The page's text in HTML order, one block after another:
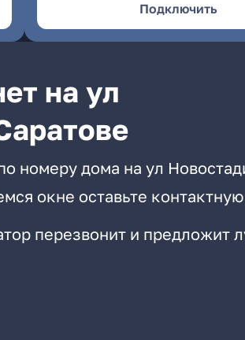
Подключить
на ул
номеру дома на ул
окне оставьте контактную
перезвонит и предложит